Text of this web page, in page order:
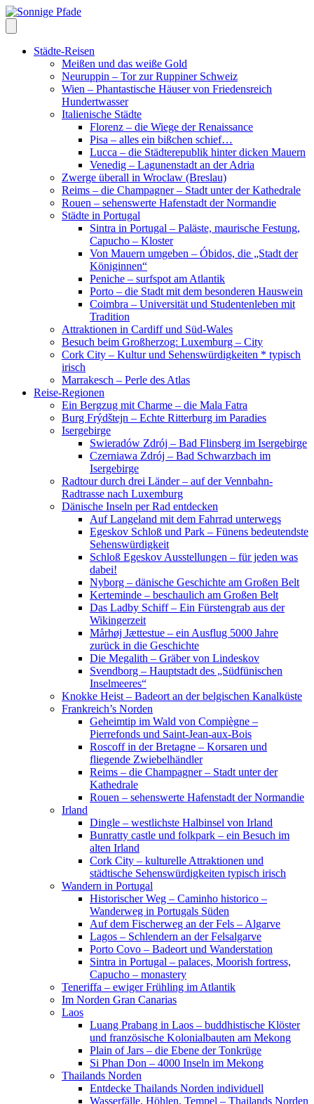
Skip
to
content
Städte-Reisen
Meißen und das weiße Gold
Neuruppin – Tor zur Ruppiner Schweiz
Wien – Phantastische Häuser von Friedensreich
Hundertwasser
Italienische Städte
Florenz – die Wiege der Renaissance
Pisa – alles ein bißchen schief…
Lucca – die Städterepublik hinter dicken Mauern
Venedig – Lagunenstadt an der Adria
Zwerge überall in Wroclaw (Breslau)
Reims – die Champagner – Stadt unter der Kathedrale
Rouen – sehenswerte Hafenstadt der Normandie
Städte in Portugal
Sintra in Portugal – Paläste, maurische Festung,
Capucho – Kloster
Von Mauern umgeben – Óbidos, die „Stadt der
Königinnen“
Peniche – surfspot am Atlantik
Porto – die Stadt mit dem besonderen Hauswein
Coimbra – Universität und Studentenleben mit
Tradition
Attraktionen in Cardiff und Süd-Wales
Besuch beim Großherzog: Luxemburg – City
Cork City – Kultur und Sehenswürdigkeiten * typisch
irisch
Marrakesch – Perle des Atlas
Reise-Regionen
Ein Bergzug mit Charme – die Mala Fatra
Burg Frýdštejn – Echte Ritterburg im Paradies
Isergebirge
Swieradów Zdrój – Bad Flinsberg im Isergebirge
Czerniawa Zdrój – Bad Schwarzbach im
Isergebirge
Radtour durch drei Länder – auf der Vennbahn-
Radtrasse nach Luxemburg
Dänische Inseln per Rad entdecken
Auf Langeland mit dem Fahrrad unterwegs
Egeskov Schloß und Park – Fünens bedeutendste
Sehenswürdigkeit
Schloß Egeskov Ausstellungen – für jeden was
dabei!
Nyborg – dänische Geschichte am Großen Belt
Kerteminde – beschaulich am Großen Belt
Das Ladby Schiff – Ein Fürstengrab aus der
Wikingerzeit
Mårhøj Jættestue – ein Ausflug 5000 Jahre
zurück in die Geschichte
Die Megalith – Gräber von Lindeskov
Svendborg – Hauptstadt des „Südfünischen
Inselmeeres“
Knokke Heist – Badeort an der belgischen Kanalküste
Frankreich’s Norden
Geheimtip im Wald von Compiègne –
Pierrefonds und Saint-Jean-aux-Bois
Roscoff in der Bretagne – Korsaren und
fliegende Zwiebelhändler
Reims – die Champagner – Stadt unter der
Kathedrale
Rouen – sehenswerte Hafenstadt der Normandie
Irland
Dingle – westlichste Halbinsel von Irland
Bunratty castle und folkpark – ein Besuch im
alten Irland
Cork City – kulturelle Attraktionen und
städtische Sehenswürdigkeiten typisch irisch
Wandern in Portugal
Historischer Weg – Caminho historico –
Wanderweg in Portugals Süden
Auf dem Fischerweg an der Fels – Algarve
Lagos – Schlendern an der Felsalgarve
Porto Covo – Badeort und Wanderstation
Sintra in Portugal – palaces, Moorish fortress,
Capucho – monastery
Teneriffa – ewiger Frühling im Atlantik
Im Norden Gran Canarias
Laos
Luang Prabang in Laos – buddhistische Klöster
und französische Kolonialbauten am Mekong
Plain of Jars – die Ebene der Tonkrüge
Si Phan Don – 4000 Inseln im Mekong
Thailands Norden
Entdecke Thailands Norden individuell
Wasserfälle, Höhlen, Tempel – Thailands Norden